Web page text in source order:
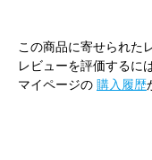
この商品に寄せられた
レビューを評価するに
マイページの 購入履歴